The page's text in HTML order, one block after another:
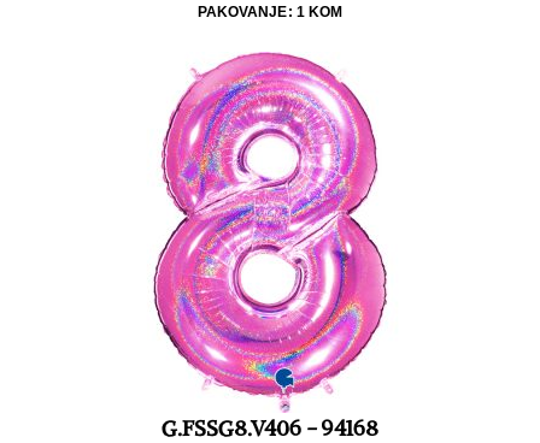
PAKOVANJE: 1 KOM
G.FSSG8.V406 - 94168